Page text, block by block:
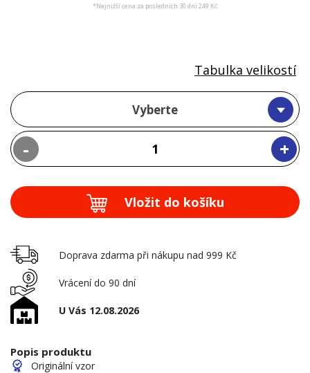
*Nejnižší cena za posledních 30 dní 249 Kč
Vyberte
- +
Tabulka velikostí
Vložit do košíku
Doprava zdarma při nákupu nad 999 Kč
Vrácení do 90 dní
U Vás 12.08.2026
Popis produktu
Originální vzor